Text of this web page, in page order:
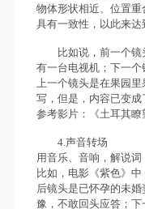
物体形状相近、位置
具有一致性，以此来达
比如说，前一个
有一台电视机；下一个
上一个镜头是在果园
写，但是，内容已变成
参考影片：《土耳其瞭
4.声音转场
用音乐、音响，解说词
比如，电影《紫色》
后镜头是已怀孕的未
豫，不敢回头应答；